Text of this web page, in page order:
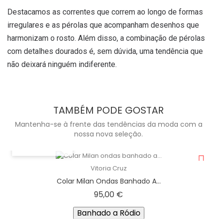
Destacamos as correntes que correm ao longo de formas
irregulares e as pérolas que acompanham desenhos que
harmonizam o rosto. Além disso, a combinação de pérolas
com detalhes dourados é, sem dúvida, uma tendência que
não deixará ninguém indiferente.
TAMBÉM PODE GOSTAR
Mantenha-se à frente das tendências da moda com a
nossa nova seleção.
Vitoria Cruz
Colar Milan Ondas Banhado A...
95,00 €
Banhado a Ródio